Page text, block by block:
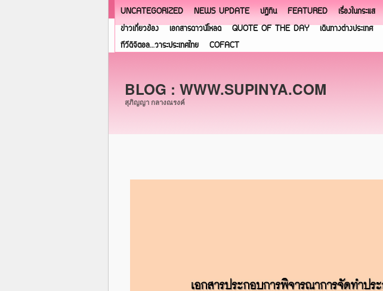
UNCATEGORIZED NEWS UPDATE ปฏิทิน FEATURED เรื่องในกระแส
ข่าวเกี่ยวข้อง
เอกสารดาวน์โหลด QUOTE OF THE DAY เดินทางต่างประเทศ
ทีวีดิจิตอล…วาระประเทศไทย
COFACT
BLOG : WWW.SUPINYA.COM
สุภิญญา กลางณรงค์